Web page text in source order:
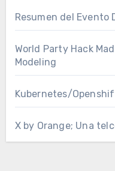
Resumen del Evento
World Party Hack
Modeling
Kubernetes/
X by Orange; Una